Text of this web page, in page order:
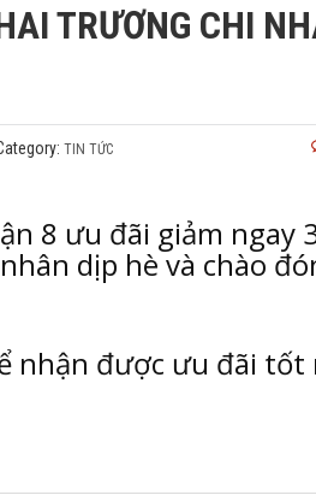
TRƯƠNG CHI
TIN TỨC
8 ưu đãi giảm ngay
dịp hè và chào
nhận được ưu đãi tốt